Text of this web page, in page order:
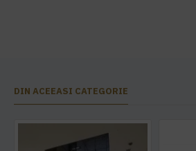
DIN ACEEASI CATEGORIE